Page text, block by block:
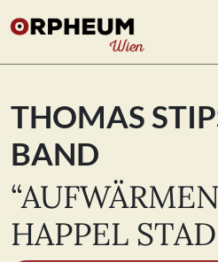
Search
for:
THOMAS
BAND
HAPPEL